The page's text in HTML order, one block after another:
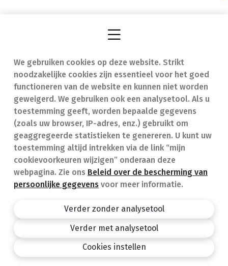
We gebruiken cookies op deze website. Strikt
noodzakelijke cookies zijn essentieel voor het goed
functioneren van de website en kunnen niet worden
geweigerd. We gebruiken ook een analysetool. Als u
toestemming geeft, worden bepaalde gegevens
(zoals uw browser, IP-adres, enz.) gebruikt om
geaggregeerde statistieken te genereren. U kunt uw
toestemming altijd intrekken via de link “mijn
cookievoorkeuren wijzigen” onderaan deze
webpagina. Zie ons Beleid over de bescherming van
persoonlijke gegevens voor meer informatie.
Verder zonder analysetool
Verder met analysetool
Cookies instellen
Vind een apotheek
Onze expertise
Ziekten
Geneesmiddelen
In geval van nood
Contact
Veelgestelde vragen
(FAQ)
Apotheek.be
Privacy policy
Algemene voorwaarden
design by